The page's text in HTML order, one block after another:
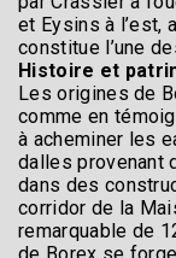
et Eysins à l’est,
constitue l’une
Histoire et
Les origines de
comme en
à acheminer les
dalles provenant
dans des
corridor de la
remarquable de